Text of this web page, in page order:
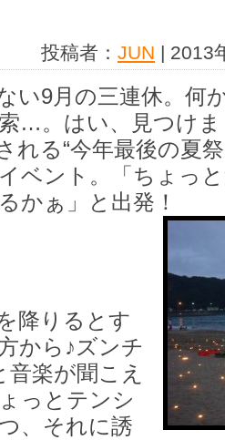
投稿者： JUN | 2013
い9月の三連休。何
…。はい、見つけ
れる“今年最後の夏
ベント。「ちょっ
かぁ」と出発！
降りるとす
から♪ズンチ
楽が聞こえ
っとテンシ
、それに誘